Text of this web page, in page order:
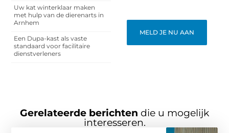
Uw kat winterklaar maken
met hulp van de dierenarts in
Arnhem
Een Dupa-kast als vaste
standaard voor facilitaire
dienstverleners
MELD JE NU AAN
Gerelateerde berichten die u mogelijk
interesseren.